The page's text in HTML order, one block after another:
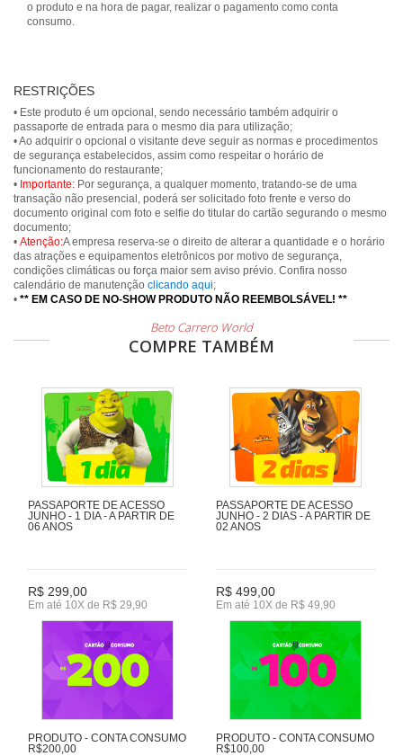
o produto e na hora de pagar, realizar o pagamento como conta
consumo.
RESTRIÇÕES
• Este produto é um opcional, sendo necessário também adquirir o
passaporte de entrada para o mesmo dia para utilização;
• Ao adquirir o opcional o visitante deve seguir as normas e procedimentos
de segurança estabelecidos, assim como respeitar o horário de
funcionamento do restaurante;
• Importante: Por segurança, a qualquer momento, tratando-se de uma
transação não presencial, poderá ser solicitado foto frente e verso do
documento original com foto e selfie do titular do cartão segurando o mesmo
documento;
• Atenção:A empresa reserva-se o direito de alterar a quantidade e o horário
das atrações e equipamentos eletrônicos por motivo de segurança,
condições climáticas ou força maior sem aviso prévio. Confira nosso
calendário de manutenção clicando aqui;
• ** EM CASO DE NO-SHOW PRODUTO NÃO REEMBOLSÁVEL! **
Beto Carrero World
COMPRE TAMBÉM
PASSAPORTE DE ACESSO
JUNHO - 1 DIA - A PARTIR DE
06 ANOS
R$ 299,00
Em até 10X de R$ 29,90
PASSAPORTE DE ACESSO
JUNHO - 2 DIAS - A PARTIR DE
02 ANOS
R$ 499,00
Em até 10X de R$ 49,90
PRODUTO - CONTA CONSUMO
R$200,00
PRODUTO - CONTA CONSUMO
R$100,00